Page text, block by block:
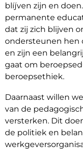
blíjven zijn en
permanente
dat zij zich blijven
ondersteunen hen
en zijn een
gaat om
beroepsethiek.
Daarnaast willen
van de
versterken. Dit
de politiek en